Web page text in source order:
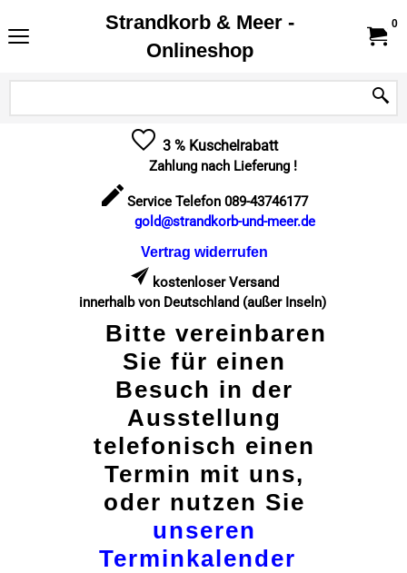
Strandkorb & Meer -
Onlineshop
0
3 % Kuschelrabatt
Zahlung nach Lieferung !
Service Telefon 089-43746177
gold@strandkorb-und-meer.de
Vertrag widerrufen
kostenloser Versand
innerhalb von Deutschland (außer Inseln)
Bitte vereinbaren
Sie für einen
Besuch in der
Ausstellung
telefonisch einen
Termin mit uns,
oder nutzen Sie
unseren
Terminkalender